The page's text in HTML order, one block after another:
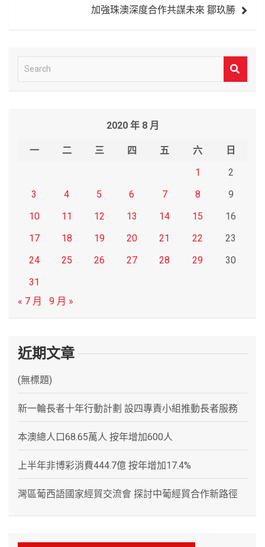
加強珠澳深度合作共謀未來 鄒玖勝
e
2020 年 8 月
一 二 三 四 五 六
日
1
2
3
4 5 6 7 8
9
10
11 12 13 14 15
16
17
18 19 20 21 22
23
24
25 26 27 28 29
30
31
« 7 月
9 月 »
近期文章
(無標題)
新一輪長者十年行動計劃 設四專責小組推動長者服務
本澳總人口68.65萬人 按年增加600人
上半年非博彩消費444.7億 按年增加17.4%
灣區葡西語國家經貿交流會 探討中葡經貿合作新路徑